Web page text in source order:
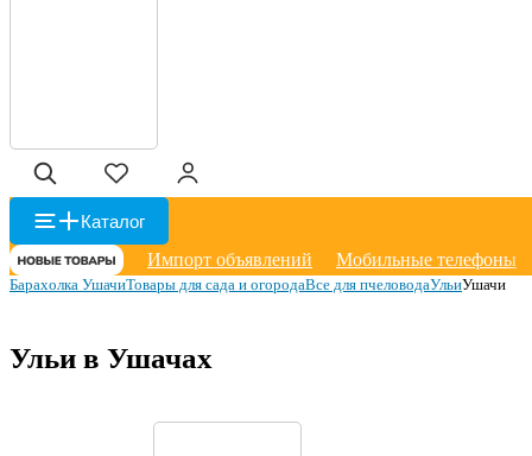
Каталог
Импорт объявлений
Мобильные телефоны
Барахолка УшачиТовары для сада и огородаВсе для пчеловодаУльиУшачи
Ульи в Ушачах